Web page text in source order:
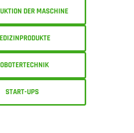
DER MASCHINE
START-UPS